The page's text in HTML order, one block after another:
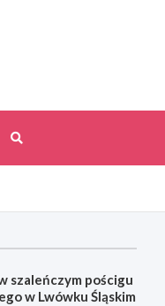
szaleńczym pościgu
w Lwówku Śląskim